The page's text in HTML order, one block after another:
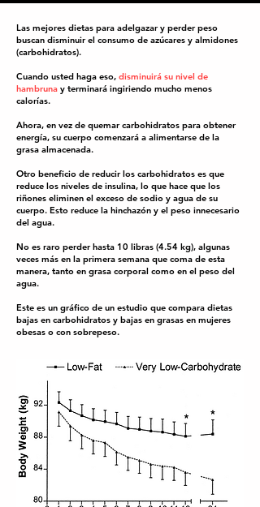
Las mejores dietas para adelgazar y perder peso
buscan disminuir el consumo de azúcares y almidones
(carbohidratos).
Cuando usted haga eso, disminuirá su nivel de
hambruna y terminará ingiriendo mucho menos
calorías.
Ahora, en vez de quemar carbohidratos para obtener
energía, su cuerpo comenzará a alimentarse de la
grasa almacenada.
Otro beneficio de reducir los carbohidratos es que
reduce los niveles de insulina, lo que hace que los
riñones eliminen el exceso de sodio y agua de su
cuerpo. Esto reduce la hinchazón y el peso innecesario
del agua.
No es raro perder hasta 10 libras (4.54 kg), algunas
veces más en la primera semana que coma de esta
manera, tanto en grasa corporal como en el peso del
agua.
Este es un gráfico de un estudio que compara dietas
bajas en carbohidratos y bajas en grasas en mujeres
obesas o con sobrepeso.